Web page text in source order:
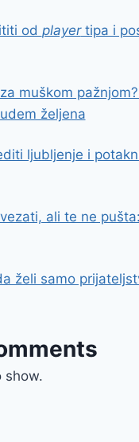
od playertipa i
muškom
željena
ljubljenje i
ali te ne
želi samo
show.